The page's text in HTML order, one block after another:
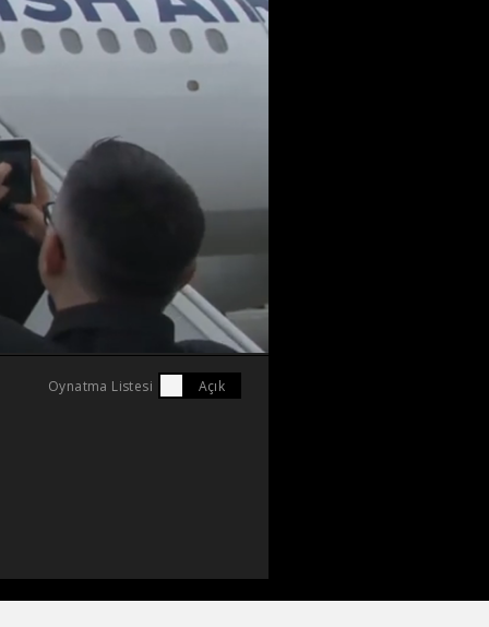
Oynatma Listesi